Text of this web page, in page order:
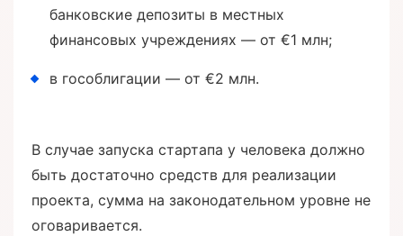
банковские депозиты в местных
финансовых учреждениях — от €1 млн;
в гособлигации — от €2 млн.
В случае запуска стартапа у человека должно
быть достаточно средств для реализации
проекта, сумма на законодательном уровне не
оговаривается.